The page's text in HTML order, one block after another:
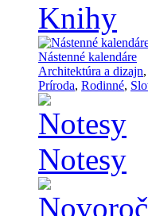
Knihy
Nástenné kalendáre
Architektúra a dizajn,
Príroda, Rodinné,
Notesy